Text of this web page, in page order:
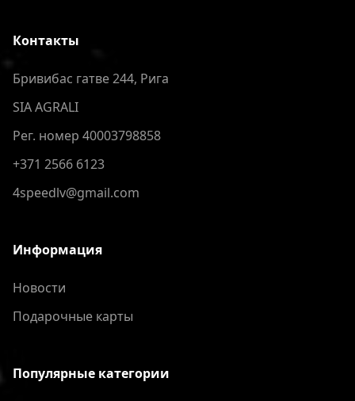
Контакты
Бривибас гатве 244, Рига
SIA AGRALI
Рег. номер 40003798858
+371 2566 6123
4speedlv@gmail.com
Информация
Новости
Подарочные карты
Популярные категории